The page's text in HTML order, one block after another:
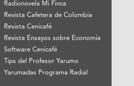
Radionovela Mi Finca
Revista Cafetera de Colombia
Revista Cenicafé
Revista Ensayos sobre Economía
Software Cenicafé
Tips del Profesor Yarumo
Yarumadas Programa Radial